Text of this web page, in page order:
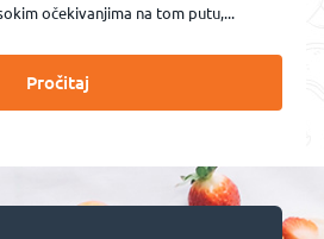
očekivanjima na tom putu,...
Pročitaj